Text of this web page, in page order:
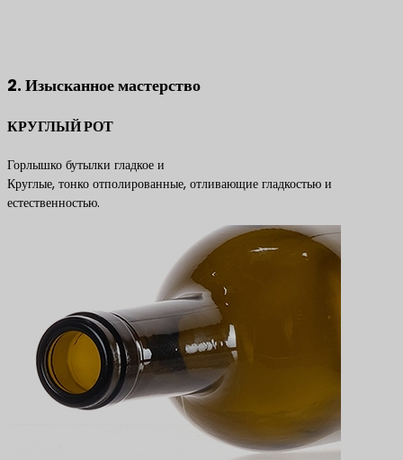
2. Изысканное мастерство
КРУГЛЫЙ РОТ
Горлышко бутылки гладкое и
Круглые, тонко отполированные, отливающие гладкостью и
естественностью.